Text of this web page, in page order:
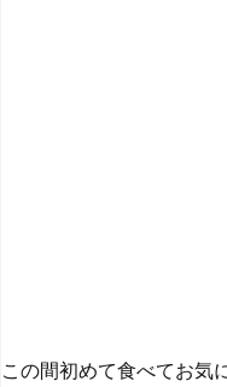
この間初めて食べてお気